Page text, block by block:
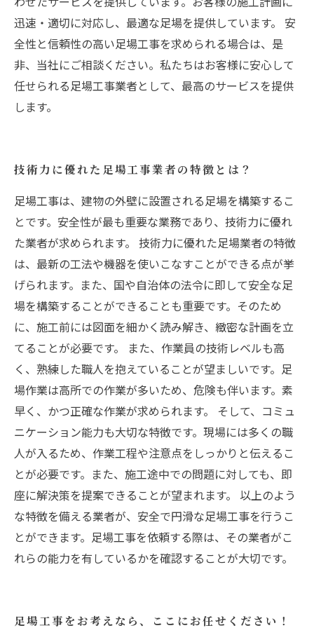
迅速・適切に対応し、最適な足場を提供しています。 安
全性と信頼性の高い足場工事を求められる場合は、是
非、当社にご相談ください。私たちはお客様に安心して
任せられる足場工事業者として、最高のサービスを提供
します。
技術力に優れた足場工事業者の特徴とは？
足場工事は、建物の外壁に設置される足場を構築するこ
とです。安全性が最も重要な業務であり、技術力に優れ
た業者が求められます。 技術力に優れた足場業者の特徴
は、最新の工法や機器を使いこなすことができる点が挙
げられます。また、国や自治体の法令に即して安全な足
場を構築することができることも重要です。そのため
に、施工前には図面を細かく読み解き、緻密な計画を立
てることが必要です。 また、作業員の技術レベルも高
く、熟練した職人を抱えていることが望ましいです。足
場作業は高所での作業が多いため、危険も伴います。素
早く、かつ正確な作業が求められます。 そして、コミュ
ニケーション能力も大切な特徴です。現場には多くの職
人が入るため、作業工程や注意点をしっかりと伝えるこ
とが必要です。また、施工途中での問題に対しても、即
座に解決策を提案できることが望まれます。 以上のよう
な特徴を備える業者が、安全で円滑な足場工事を行うこ
とができます。足場工事を依頼する際は、その業者がこ
れらの能力を有しているかを確認することが大切です。
足場工事をお考えなら、ここにお任せください！